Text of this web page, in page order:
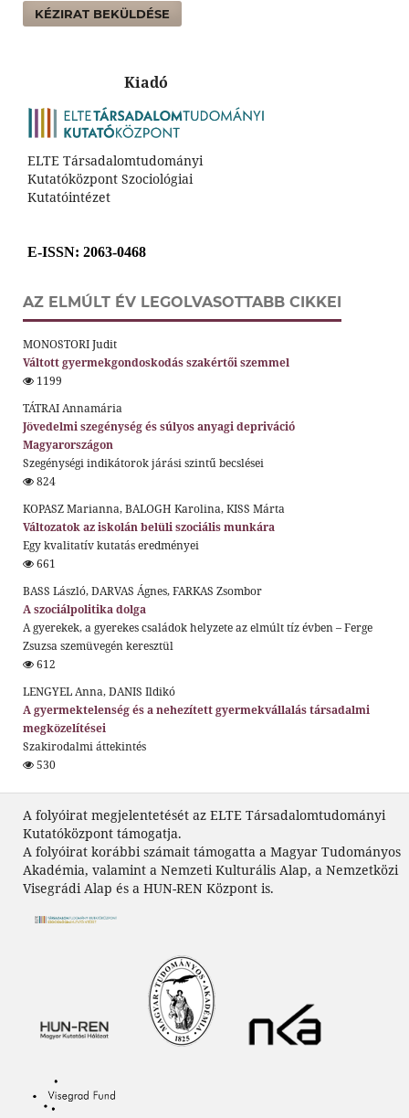
KÉZIRAT BEKÜLDÉSE
Kiadó
ELTE Társadalomtudományi
Kutatóközpont Szociológiai
Kutatóintézet
E-ISSN: 2063-0468
AZ ELMÚLT ÉV LEGOLVASOTTABB CIKKEI
MONOSTORI Judit
Váltott gyermekgondoskodás szakértői szemmel
1199
TÁTRAI Annamária
Jövedelmi szegénység és súlyos anyagi depriváció
Magyarországon
Szegénységi indikátorok járási szintű becslései
824
KOPASZ Marianna, BALOGH Karolina, KISS Márta
Változatok az iskolán belüli szociális munkára
Egy kvalitatív kutatás eredményei
661
BASS László, DARVAS Ágnes, FARKAS Zsombor
A szociálpolitika dolga
A gyerekek, a gyerekes családok helyzete az elmúlt tíz évben – Ferge
Zsuzsa szemüvegén keresztül
612
LENGYEL Anna, DANIS Ildikó
A gyermektelenség és a nehezített gyermekvállalás társadalmi
megközelítései
Szakirodalmi áttekintés
530
A folyóirat megjelentetését az ELTE Társadalomtudományi
Kutatóközpont támogatja.
A folyóirat korábbi számait támogatta a Magyar Tudományos
Akadémia, valamint a Nemzeti Kulturális Alap, a Nemzetközi
Visegrádi Alap és a HUN-REN Központ is.